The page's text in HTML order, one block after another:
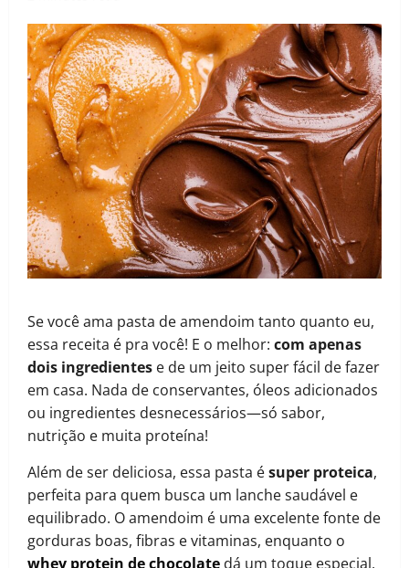
Se você ama pasta de amendoim tanto quanto eu,
essa receita é pra você! E o melhor: com apenas
dois ingredientes e de um jeito super fácil de fazer
em casa. Nada de conservantes, óleos adicionados
ou ingredientes desnecessários—só sabor,
nutrição e muita proteína!
Além de ser deliciosa, essa pasta ésuper proteica,
perfeita para quem busca um lanche saudável e
equilibrado. O amendoim é uma excelente fonte de
gorduras boas, fibras e vitaminas, enquanto o
whey protein de chocolate dá um toque especial,